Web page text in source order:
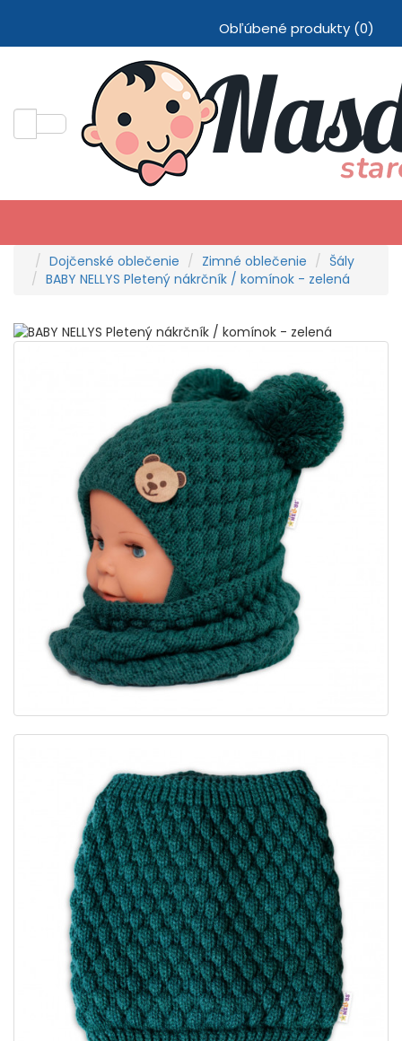
Obľúbené produkty (0)
Dojčenské oblečenie Zimné oblečenie
Šály
BABY NELLYS Pletený nákrčník / komínok - zelená